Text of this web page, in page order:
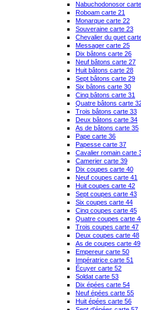
Nabuchodonosor
Roboam carte 21
Monarque carte 22
Souveraine carte 23
Chevalier du guet
Messager carte 25
Dix bâtons carte 26
Neuf bâtons carte 27
Huit bâtons carte 28
Sept bâtons carte 29
Six bâtons carte 30
Cinq bâtons carte 31
Quatre bâtons carte
Trois bâtons carte 33
Deux bâtons carte 34
As de bâtons carte 35
Pape carte 36
Papesse carte 37
Cavalier romain carte
Camerier carte 39
Dix coupes carte 40
Neuf coupes carte 41
Huit coupes carte 42
Sept coupes carte 43
Six coupes carte 44
Cinq coupes carte 45
Quatre coupes carte
Trois coupes carte 47
Deux coupes carte 48
As de coupes carte 49
Empereur carte 50
Impératrice carte 51
Écuyer carte 52
Soldat carte 53
Dix épées carte 54
Neuf épées carte 55
Huit épées carte 56